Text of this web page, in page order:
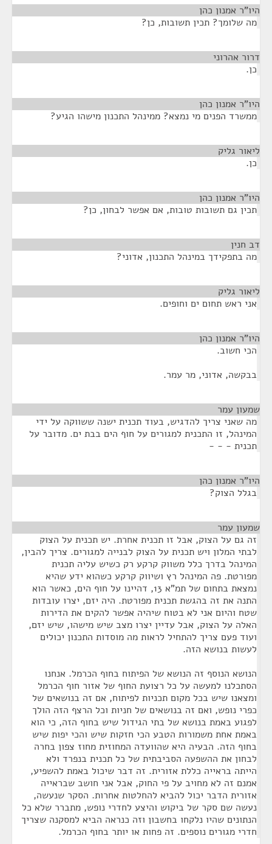
היו"ר אמנון כהן
מה שלומך? תכין תשובות, כן?
דרור אהרוני
כן.
היו"ר אמנון כהן
ממשרד הפנים מי נמצא? ממינהל התכנון מישהו הגיע?
ליאור גליק
כן.
היו"ר אמנון כהן
תכין גם תשובות טובות, אם אפשר לבחון, כן?
דב חנין
מה בתפקידך במינהל התכנון, אדוני?
ליאור גליק
אני ראש תחום ים וחופים.
היו"ר אמנון כהן
הכי חשוב.
בבקשה, אדוני, מר עמר.
שמעון עמר
מה שאני צריך להדגיש, בעוד תכנית ישנה ששווקה על ידי
המינהל, זו התכנית למגורים על חוף הים בבת ים. מדובר על
תכנית - - -
היו"ר אמנון כהן
בגלל הצוק?
שמעון עמר
זה גם על הצוק, אבל זו תכנית אחרת. יש תכנית על הצוק
לבתי המלון ויש תכנית על הצוק לבנייה למגורים. צריך להבין,
המינהל בדרך כלל משווק קרקע רק כשיש עליה תכנית
מפורטת. פה המינהל רץ ושיווק קרקע כשהוא ידע שהיא
נמצאת בתחום של תמ"א 13, דהיינו על חוף הים, כאשר הוא
התנה את זה בהגשת תכנית מפורטת. היה יזם, יצרו עובדות
שטח והיום אני לא בטוח שיהיה אפשר להקים את הדירות
האלה על הצוק, אבל עדיין יצרו מצב שיש מישהו, שיש יזם,
ועוד פעם צריך להתחיל לראות מה מוסדות התכנון יכולים
לעשות בנושא הזה.
הנושא הנוסף זה הנושא של הפיתוח בחוף הכרמל. אנחנו
הסתכלנו למעשה על כל רצועת החוף של אזור חוף הכרמל
ומצאנו שיש בכל מקום תכניות לפיתוח, אם זה בנושאים של
כפרי נופש, ואם זה בנושאים של חניות וכל הרצף הזה הולך
לפגוע באמת בנושא של בתי הגידול שיש בחוף הזה, כי הוא
באמת אחת משמורות הטבע הכי חזקות שיש והכי יפות שיש
בחוף הזה. הבעיה היא שהוועדה המחוזית מחוז צפון בחרה
לבחון את ההשפעה הסביבתית של כל תכנית בנפרד ולא
הייתה בראייה כללת אזורית. זה דבר שיכול באמת להשפיע,
אמנם זה לא מחויב על פי החוק, אבל אני חושב שבראייה
אזורית הדבר יכול להביא להחלטות אחרות. הסקר שנעשה,
נעשה שם סקר של ביקוש והיצע לחדרי נופש, מתברר שלא כל
הנתונים שהיו נלקחו בחשבון וזה כנראה הביא למסקנה שצריך
חדרי מגורים נוספים. זה פחות או יותר בחוף הכרמל.